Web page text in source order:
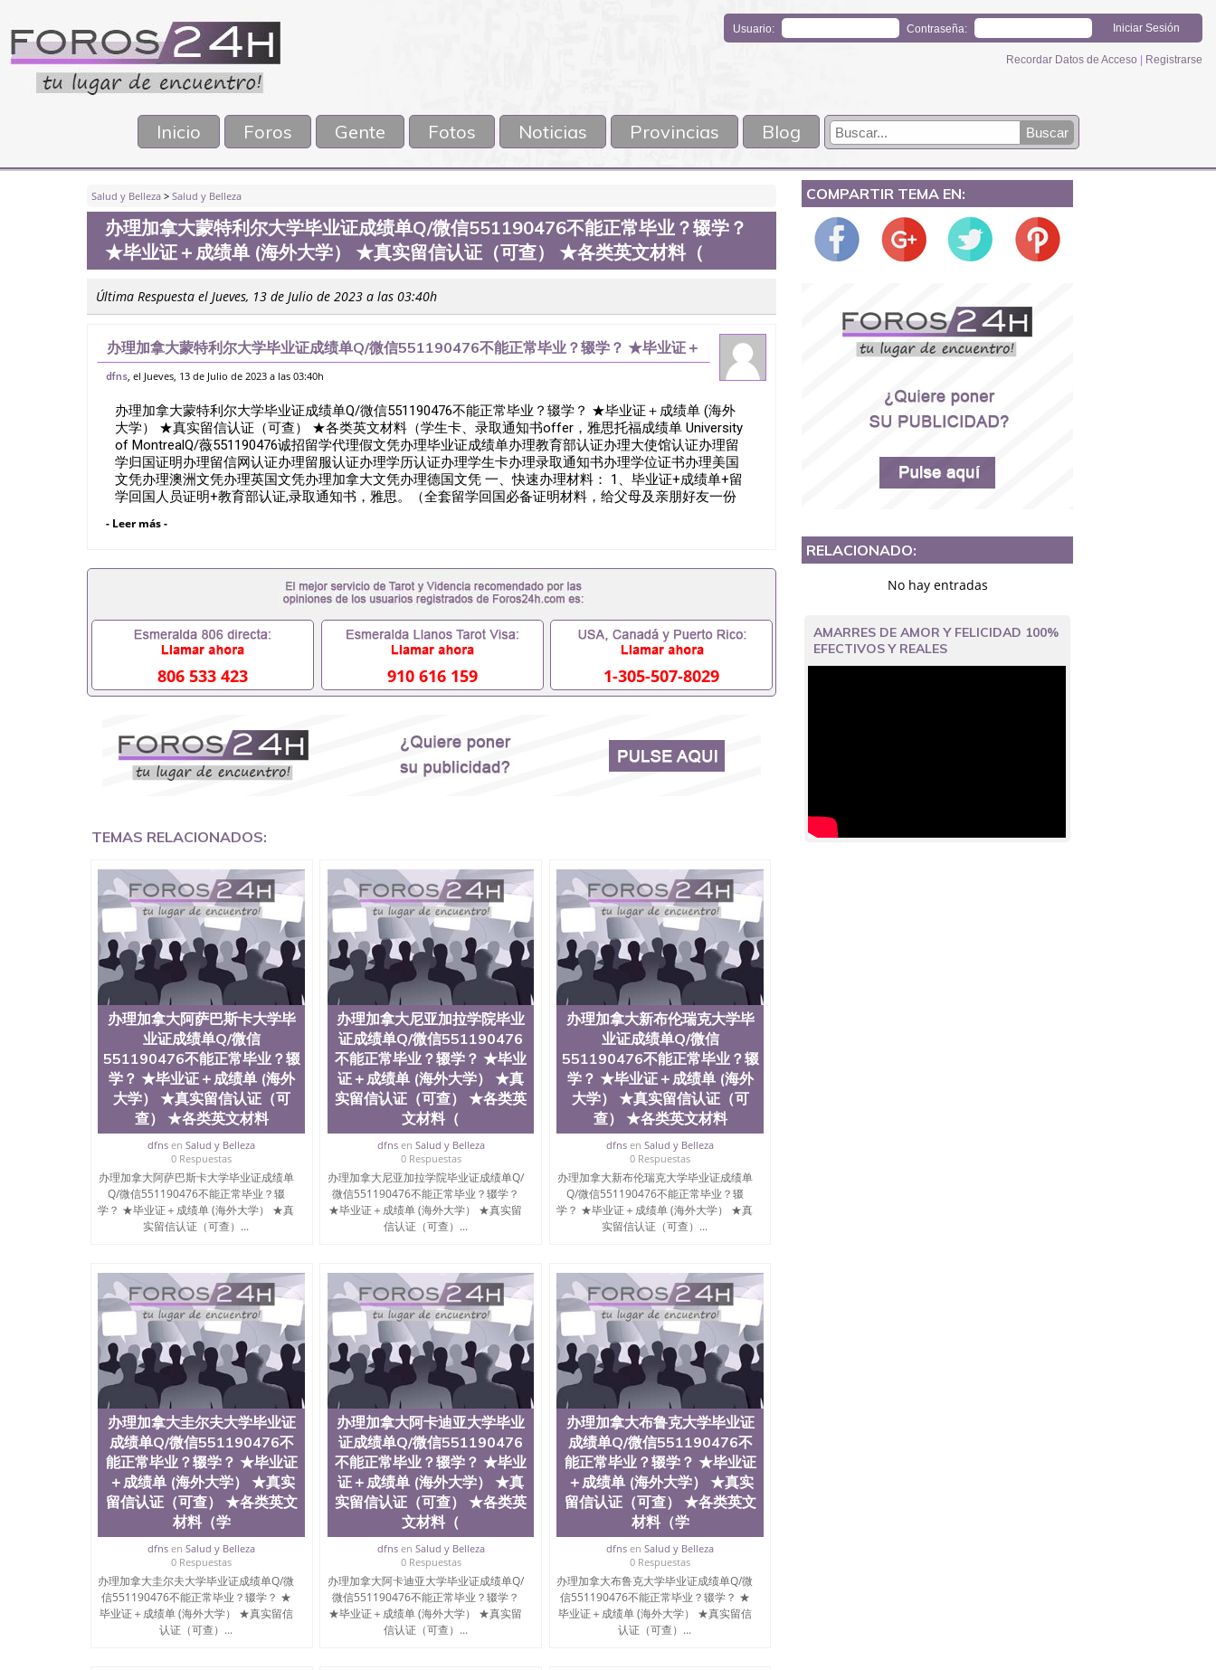
Usuario: Contraseña:
Recordar Datos de Acceso Registrarse
Inicio Foros Gente Fotos Noticias Provincias Blog
Salud y Belleza > Salud y Belleza
办理加拿大蒙特利尔大学毕业证成绩单Q/微信551190476不能正常毕业？辍学？
★毕业证＋成绩单 (海外大学） ★真实留信认证（可查） ★各类英文材料（
Última Respuesta el Jueves, 13 de Julio de 2023 a las 03:40h
办理加拿大蒙特利尔大学毕业证成绩单Q/微信551190476不能正常毕业？辍学？ ★毕业证＋
成绩单 (海外大学） ★真实留信认证（可查） ★各类英文材料（
dfns, el Jueves, 13 de Julio de 2023 a las 03:40h
办理加拿大蒙特利尔大学毕业证成绩单Q/微信551190476不能正常毕业？辍学？ ★毕业证＋成绩单 (海外
大学） ★真实留信认证（可查） ★各类英文材料（学生卡、录取通知书offer，雅思托福成绩单 University
of MontrealQ/薇551190476诚招留学代理假文凭办理毕业证成绩单办理教育部认证办理大使馆认证办理留
学归国证明办理留信网认证办理留服认证办理学历认证办理学生卡办理录取通知书办理学位证书办理美国
文凭办理澳洲文凭办理英国文凭办理加拿大文凭办理德国文凭 一、快速办理材料： 1、毕业证+成绩单+留
学回国人员证明+教育部认证,录取通知书，雅思。（全套留学回国必备证明材料，给父母及亲朋好友一份
工签都可以用到）。 注：上述材料，随时都可以安排办理，毕业证成绩单，学校，专业，学位，毕业时间
吗551190476要定居国外需要办理什么材料551190476入职事业单位/国企假的毕业证会查吗551190476入
职国企/事业单位需要些什么材料551190476办理假毕业证在国内能用吗, 挂科拿不到毕业证怎么办, 毕业证
丢了怎么办, 没有正常毕业怎么办理毕业证,没毕业可以办学历认证吗,您是否因为中途辍学、挂科而没有正
常毕业551190476您是否因为递交材料不齐而被拒之门外551190476您是否因没正常毕业而导致回国得不到
教育部认证在校挂科了不想读了,成绩不理想毕不了业怎么办551190476找工作没有文凭怎么办,怎么办理本
科/研究生文凭551190476如何办理本科/硕士毕业证551190476网上买文凭可靠吗551190476哪里可以买国
外文凭551190476国外本科毕业证怎么办理551190476国外大学文凭可以打工作吗551190476怎么办理 外假
毕业证551190476哪里可以制作美国毕业证551190476哪里可以办理澳洲毕业证551190476留学生在哪里可
吗551190476假文凭网上能查到吗551190476 如何拿到国外毕业证QQ微信551190476办假大学毕业证QQ微
信551190476国外毕业证去哪认证QQ微信551190476找毕业证封皮QQ微信551190476国外毕业证外壳定制
QQ微信551190476快速代办国外毕业证QQ微信551190476快速拿到国外文凭QQ微信551190476国外留学文
网上买文凭可靠吗QQ微信551190476买国外文凭质量QQ微信551190476国外本科毕业证怎么办理QQ微信
证QQ微信551190476办理国外毕业证价格QQ微信551190476国外编号查询QQ微信551190476办理国外文凭
要交定金吗QQ微信551190476办国外可查文凭QQ微信551190476网上购买真文凭可信吗QQ微信551190476
学士学位证书查询机构QQ微信551190476 国外资格证书办理QQ微信551190476如何办理学历认证QQ微信
551190476海外文凭认证办理QQ微信551190476 圣何塞州立大学（San Jose State University, 又译为“圣荷
西州立大学”）成立于1857年，简称SJSU，是加州历史悠久的大学之一，也是美西地区的公立大学之一。
位于圣何塞市San Jose中心，占地154公顷。它是一所位于加利福尼亚州的著名综合性公立大学，它以极
高的就业率，全美名列前茅的毕业薪资，浓厚的多元化学术氛围，杰出的本科教育质量，被《福克斯》杂
志评选为全美50强公立综合性大学，每年有来自世界各地的成百上千的海外学生前往求学。 至今，这是一
所在世界上享有学术地位、声誉、实习机会和影响力的高等教育机构，并获誉为美国本科教育质量的核心
代表。其计算机系与会计系更是在当今美国大学教学排名中表现优异。其毕业生大多可以在其所处地域的
世界硅谷中心得到工作机会。许多硅谷公司甚至在学生大三和大四的学期提供许多相应科系的实习机会。
无论是加州大学系统(UC)，还是加州州立大学系统(CSU), 圣何塞州立大学都占据着加州所有大学中的地理
位置。 圣何塞州立大学座落于硅谷(Silicon Valley), 于附近的旧金山-圣何塞地区为全美的重要科技中心。约
有学生三万人，超过134种学士学科和65个硕士学科，并有来自世界60余国的学生来此就读。其有名的科
系如计算机科学，电子工程学，工商管理学，艺术设计，和航空学等，深受性肯定及好评；而各种大学部
和研究所的商学课程也吸引了众多不同国家的专业人士前来研究与学习。 二、办理流程： 1、收集客户办
理信息； 2、客户付定金下单； 3、公司确认到账转制作点做电子图； 4、电子图做好发给客户确认； 5、
电子图确认好转成品部做成品； 6、成品做好拍照或者视频确认再付余款； 7、快递给客户（国内顺丰，国
外DHL）。 三、真实网上可查的证明材料 1、教育部学历学位认证，留服真实存档可查，存档。 2、留学回
国人员证明（使馆认证），使馆网站真实存档可查。 3、留信网真实可查认证办理，存档可查，终身受
用。 四、办理流程农业科学院、艺术与建筑学院、商学院、交流学院、地球及物质科学院、教育学院、工
程学院、健康与人类发展学院、信息工程与科学学院、人文学院、护理学院、科学学院等。学校的教育学
学位。学校的专业课程包括：会计学、MBA、财务、教育、建筑工程、经济、医学、护理、文学、音乐、
生物学、统计学、美术、电子工程、天文学、农业、环境污染控制、历史、电气工程、生物工程、建筑设
计、工商管理、材料科学、机械工程、航天工程、土木工程、数学、化学、英语、社会科学、心理学、戏
剧、市场营销、机械工程、计算机科学、物理学、人工智能、商科、金融专业 1、客户提供相关材料，确
定客户办理信息，给出操作方案； 2、补充毕业证成绩单等相关材料； 3、留服注册申请账号，付定金；
4、预约递交时间，公司人员陪同客户本人一起去留服递交材料； 5、等待结果，完成结果书留服直接邮寄
给客户 6、客户确认收到结果，付余款。 我们对海外大学及学院的毕业证成绩单所使用的材料，尺寸大
小，防伪结构（包括：水印，阴影底纹，钢印LOGO烫金烫银，LOGO烫金烫银复合重叠。 文字图案浮雕，
激光镭射，紫外荧光，温感，复印防伪）都有原版本文凭对照。质量得到了广大海外客户群体的认可，同
时和海外学校留学中介， 同时能做到与时俱进，及时掌握各大院校的（毕业证，成绩单，资格证，学生
卡，结业证，录取通知书，在读证明等相关材料）的版本更新信息， 能够在时间掌握的海外学历文凭的样
版，尺寸大小，纸张材质，防伪技术等等，并在时间收集到原版实物，以求达到客户的需求。 我们的优
势： 我们在保证合理定价的同时，坚持较高性价比，通过品质和效率不断优化，为您倾情诠释什么是高性
价比。 咨询顾问：Sam q/微信:551190476 Q/微信:551190476办理毕业证成绩单、教育部认证,录取通知
书，雅思，留学回国证明.
公司专业制作、办理、仿制、成绩单文凭、改成绩、教育部学历学位认证、毕业证、成绩单、文凭、学历
文凭、假文凭假毕业证假学历书制作、假制作、办理、仿制学位证书、毕业证文凭、文凭毕业证、毕业证
认证、留服认证、使馆认证、使馆证明、使馆留学回国人员证明、留学生认证、学历认证、文凭认证学位
认证、留学生学历认证、留学生学位认证、英国文凭学历、美国文凭学历、澳洲文凭学历、加拿大文凭学
历、新西兰学历认证等q:551190476 微信：551190476 圣何塞州立大学毕业证（San Jose State
University）圣何塞州立大学毕业证（San Jose State University）圣何塞州立大学毕业证（San Jose State
- Leer más -
806 533 423 910 616 159 1-305-507-8029
TEMAS RELACIONADOS:
办理加拿大阿萨巴斯卡大学毕
业证成绩单Q/微信
551190476不能正常毕业？辍
学？ ★毕业证＋成绩单 (海外
大学） ★真实留信认证（可
查） ★各类英文材料
dfns enSalud y Belleza
0 Respuestas
办理加拿大阿萨巴斯卡大学毕业证成绩单
Q/微信551190476不能正常毕业？辍
学？ ★毕业证＋成绩单 (海外大学） ★真
实留信认证（可查）...
办理加拿大尼亚加拉学院毕业
证成绩单Q/微信551190476
不能正常毕业？辍学？ ★毕业
证＋成绩单 (海外大学） ★真
实留信认证（可查） ★各类英
文材料（
dfnsen Salud y Belleza
0 Respuestas
办理加拿大尼亚加拉学院毕业证成绩单Q/
微信551190476不能正常毕业？辍学？
★毕业证＋成绩单 (海外大学） ★真实留
信认证（可查）...
办理加拿大新布伦瑞克大学毕
业证成绩单Q/微信
551190476不能正常毕业？辍
学？ ★毕业证＋成绩单 (海外
大学） ★真实留信认证（可
查） ★各类英文材料
dfns enSalud y Belleza
0 Respuestas
办理加拿大新布伦瑞克大学毕业证成绩单
Q/微信551190476不能正常毕业？辍
学？ ★毕业证＋成绩单 (海外大学） ★真
实留信认证（可查）...
办理加拿大圭尔夫大学毕业证
成绩单Q/微信551190476不
能正常毕业？辍学？ ★毕业证
＋成绩单 (海外大学） ★真实
留信认证（可查） ★各类英文
材料（学
dfns enSalud y Belleza
0 Respuestas
办理加拿大圭尔夫大学毕业证成绩单Q/微
信551190476不能正常毕业？辍学？ ★
毕业证＋成绩单 (海外大学） ★真实留信
认证（可查）...
办理加拿大阿卡迪亚大学毕业
证成绩单Q/微信551190476
不能正常毕业？辍学？ ★毕业
证＋成绩单 (海外大学） ★真
实留信认证（可查） ★各类英
文材料（
dfnsen Salud y Belleza
0 Respuestas
办理加拿大阿卡迪亚大学毕业证成绩单Q/
微信551190476不能正常毕业？辍学？
★毕业证＋成绩单 (海外大学） ★真实留
信认证（可查）...
办理加拿大布鲁克大学毕业证
成绩单Q/微信551190476不
能正常毕业？辍学？ ★毕业证
＋成绩单 (海外大学） ★真实
留信认证（可查） ★各类英文
材料（学
dfns enSalud y Belleza
0 Respuestas
办理加拿大布鲁克大学毕业证成绩单Q/微
信551190476不能正常毕业？辍学？ ★
毕业证＋成绩单 (海外大学） ★真实留信
认证（可查）...
COMPARTIR TEMA EN:
RELACIONADO:
No hay entradas
AMARRES DE AMOR Y FELICIDAD 100%
EFECTIVOS Y REALES